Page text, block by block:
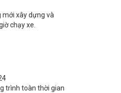
xây dựng và
chạy xe.
trình toàn thời gian